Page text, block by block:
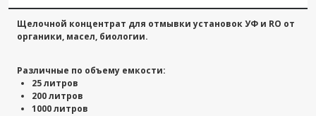
Щелочной концентрат для отмывки установок УФ и RO от
органики, масел, биологии.
Различные по объему емкости:
25 литров
200 литров
1000 литров